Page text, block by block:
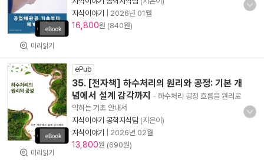
미리읽기
지식이야기
2026년 01월
16,800원 (840원)
미리읽기
ePub
35. [전자책] 하수처리의 원리와 공정: 기본 개
념에서 설계 감각까지 - 하수처리 공정 흐름을 원리로
익히는 기초 안내서
지식이야기 공학지식팀 (지은이)
지식이야기
2026년 02월
13,800원 (690원)